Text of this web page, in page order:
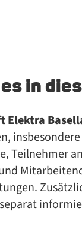
es in
Elektra
Teilnehmer